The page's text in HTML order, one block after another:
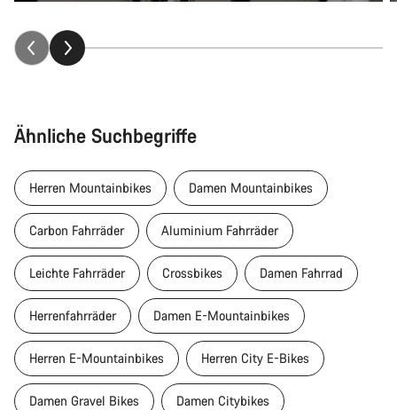
Ähnliche Suchbegriffe
Herren Mountainbikes Damen Mountainbikes
Carbon Fahrräder Aluminium Fahrräder
Leichte Fahrräder Crossbikes Damen Fahrrad
Herrenfahrräder Damen E-Mountainbikes
Herren E-Mountainbikes Herren City E-Bikes
Damen Gravel Bikes Damen Citybikes